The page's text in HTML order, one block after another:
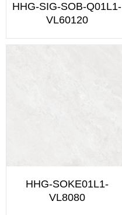
HHG-SIG-SOB-Q01L1-
VL60120
HHG-SOKE01L1-
VL8080